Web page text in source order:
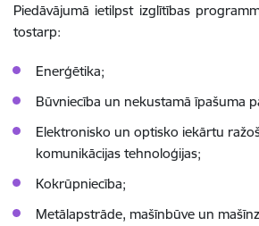
Piedāvājumā ietilpst izglītības
tostarp:
Enerģētika;
Būvniecība un nekustamā īpašuma
Elektronisko un optisko iekārtu
komunikācijas tehnoloģijas;
Kokrūpniecība;
Metālapstrāde, mašīnbūve un